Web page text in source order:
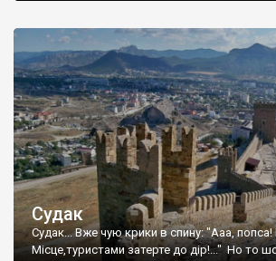
Судак
Судак... Вже чую крики в спину: "Ааа,
Місце,туристами затерте до дір!..." Но то